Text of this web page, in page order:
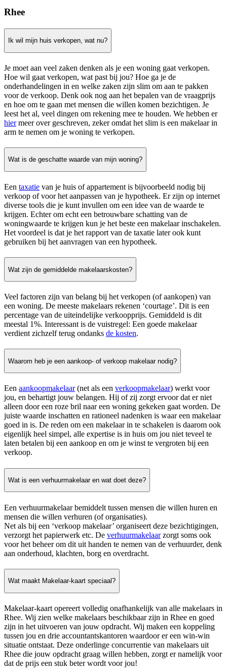
Rhee
Ik wil mijn huis verkopen, wat nu?
Je moet aan veel zaken denken als je een woning gaat verkopen.
Hoe wil gaat verkopen, wat past bij jou? Hoe ga je de
onderhandelingen in en welke zaken zijn slim om aan te pakken
voor de verkoop. Denk ook nog aan het bepalen van de vraagprijs
en hoe om te gaan met mensen die willen komen bezichtigen. Je
leest het al, veel dingen om rekening mee te houden. We hebben er
hiermeer over geschreven, zeker omdat het slim is een makelaar in
arm te nemen om je woning te verkopen.
Wat is de geschatte waarde van mijn woning?
Een taxatie van je huis of appartement is bijvoorbeeld nodig bij
verkoop of voor het aanpassen van je hypotheek. Er zijn op internet
diverse tools die je kunt invullen om een idee van de waarde te
krijgen. Echter om echt een betrouwbare schatting van de
woningwaarde te krijgen kun je het beste een makelaar inschakelen.
Het voordeel is dat je het rapport van de taxatie later ook kunt
gebruiken bij het aanvragen van een hypotheek.
Wat zijn de gemiddelde makelaarskosten?
Veel factoren zijn van belang bij het verkopen (of aankopen) van
een woning. De meeste makelaars rekenen ‘courtage’. Dit is een
percentage van de uiteindelijke verkoopprijs. Gemiddeld is dit
meestal 1%. Interessant is de vuistregel: Een goede makelaar
verdient zichzelf terug ondanks de kosten.
Waarom heb je een aankoop- of verkoop makelaar nodig?
Een aankoopmakelaar(net als een verkoopmakelaar) werkt voor
jou, en behartigt jouw belangen. Hij of zij zorgt ervoor dat er niet
alleen door een roze bril naar een woning gekeken gaat worden. De
juiste waarde inschatten en rationeel nadenken is waar een makelaar
goed in is. De reden om een makelaar in te schakelen is daarom ook
eigenlijk heel simpel, alle expertise is in huis om jou niet teveel te
laten betalen bij een aankoop en om je winst te vergroten bij een
verkoop.
Wat is een verhuurmakelaar en wat doet deze?
Een verhuurmakelaar bemiddelt tussen mensen die willen huren en
mensen die willen verhuren (of organisaties).
Net als bij een ‘verkoop makelaar’ organiseert deze bezichtigingen,
verzorgt het papierwerk etc. De verhuurmakelaarzorgt soms ook
voor het beheer om dit uit handen te nemen van de verhuurder, denk
aan onderhoud, klachten, borg en overdracht.
Wat maakt Makelaar-kaart speciaal?
Makelaar-kaart opereert volledig onafhankelijk van alle makelaars in
Rhee. Wij zien welke makelaars beschikbaar zijn in Rhee en goed
zijn in het uitvoeren van jouw opdracht. Wij maken een koppeling
tussen jou en drie accountantskantoren waardoor er een win-win
situatie ontstaat. Deze onderlinge concurrentie van makelaars uit
Rhee die jouw opdracht graag willen hebben, zorgt er namelijk voor
dat de prijs een stuk beter wordt voor jou!